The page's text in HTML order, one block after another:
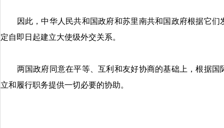
因此，中华人民共和国政府和苏里南共和国政府根据它们
定自即日起建立大使级外交关系。
两国政府同意在平等、互利和友好协商的基础上，根据国
立和履行职务提供一切必要的协助。